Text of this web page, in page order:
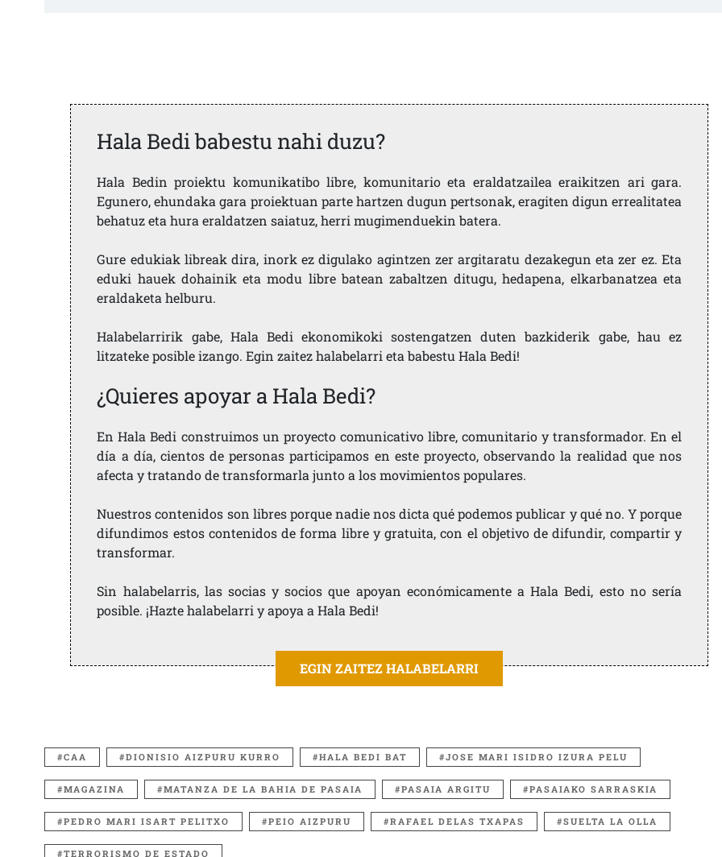
Hala Bedi babestu nahi duzu?
Hala Bedin proiektu komunikatibo libre, komunitario eta eraldatzailea eraikitzen ari gara.
Egunero, ehundaka gara proiektuan parte hartzen dugun pertsonak, eragiten digun errealitatea
behatuz eta hura eraldatzen saiatuz, herri mugimenduekin batera.
Gure edukiak libreak dira, inork ez digulako agintzen zer argitaratu dezakegun eta zer ez. Eta
eduki hauek dohainik eta modu libre batean zabaltzen ditugu, hedapena, elkarbanatzea eta
eraldaketa helburu.
Halabelarririk gabe, Hala Bedi ekonomikoki sostengatzen duten bazkiderik gabe, hau ez
litzateke posible izango. Egin zaitez halabelarri eta babestu Hala Bedi!
¿Quieres apoyar a Hala Bedi?
En Hala Bedi construimos un proyecto comunicativo libre, comunitario y transformador. En el
día a día, cientos de personas participamos en este proyecto, observando la realidad que nos
afecta y tratando de transformarla junto a los movimientos populares.
Nuestros contenidos son libres porque nadie nos dicta qué podemos publicar y qué no. Y porque
difundimos estos contenidos de forma libre y gratuita, con el objetivo de difundir, compartir y
transformar.
Sin halabelarris, las socias y socios que apoyan económicamente a Hala Bedi, esto no sería
posible. ¡Hazte halabelarri y apoya a Hala Bedi!
EGIN ZAITEZ HALABELARRI
CAA DIONISIO AIZPURU KURRO HALA BEDI BAT JOSE MARI ISIDRO IZURA PELU
MAGAZINA MATANZA DE LA BAHIA DE PASAIA PASAIA ARGITU PASAIAKO SARRASKIA
PEDRO MARI ISART PELITXO PEIO AIZPURU RAFAEL DELAS TXAPAS SUELTA LA OLLA
TERRORISMO DE ESTADO